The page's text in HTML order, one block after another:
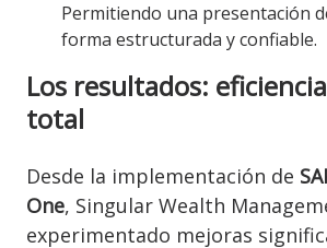
Permitiendo una presentación
forma estructurada y confiable.
Los resultados:
total
Desde la implementación de
One, Singular Wealth
experimentado mejoras